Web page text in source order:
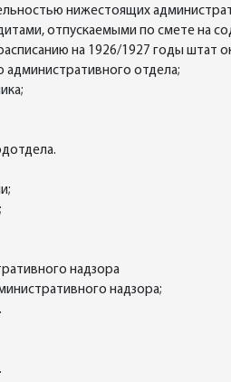
нижестоящих
отпускаемыми по смете на
на 1926/1927 годы штат
административного отдела;
надзора
надзора;